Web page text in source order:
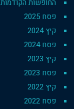
החופשות הקודמות
פסח 2025
קיץ 2024
פסח 2024
קיץ 2023
פסח 2023
קיץ 2022
פסח 2022